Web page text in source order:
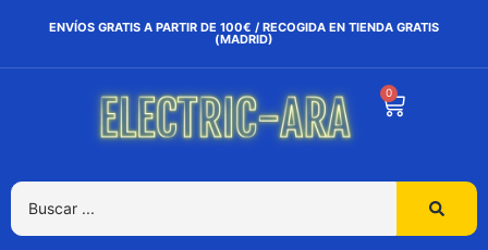
ENVÍOS GRATIS A PARTIR DE 100€ / RECOGIDA EN TIENDA GRATIS
(MADRID)
0